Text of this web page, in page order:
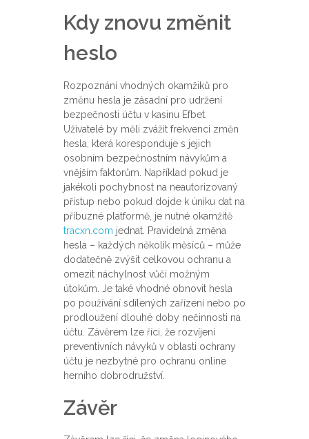
Kdy znovu změnit
heslo
Rozpoznání vhodných okamžiků pro
změnu hesla je zásadní pro udržení
bezpečnosti účtu v kasinu Efbet.
Uživatelé by měli zvážit frekvenci změn
hesla, která koresponduje s jejich
osobním bezpečnostním návykům a
vnějším faktorům. Například pokud je
jakékoli pochybnost na neautorizovaný
přístup nebo pokud dojde k úniku dat na
příbuzné platformě, je nutné okamžitě
tracxn.com jednat. Pravidelná změna
hesla – každých několik měsíců – může
dodatečně zvýšit celkovou ochranu a
omezit náchylnost vůči možným
útokům. Je také vhodné obnovit hesla
po používání sdílených zařízení nebo po
prodloužení dlouhé doby nečinnosti na
účtu. Závěrem lze říci, že rozvíjení
preventivních návyků v oblasti ochrany
účtu je nezbytné pro ochranu online
herního dobrodružství.
Závěr